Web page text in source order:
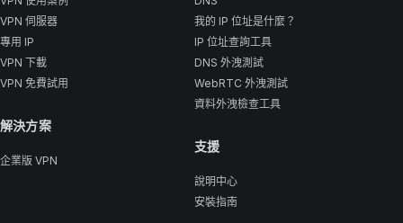
VPN 伺服器
專用 IP
VPN 下載
VPN 免費試用
解決方案
企業版 VPN
我的 IP 位址是什麼？
IP 位址查詢工具
DNS 外洩測試
WebRTC 外洩測試
資料外洩檢查工具
支援
說明中心
安裝指南